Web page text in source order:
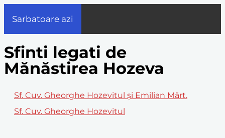
Sarbatoare azi
Sfinti legati de
Mănăstirea Hozeva
Sf. Cuv. Gheorghe Hozevitul şi Emilian Mărt.
Sf. Cuv. Gheorghe Hozevitul